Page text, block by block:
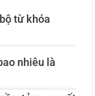
từ khóa
nhiêu là